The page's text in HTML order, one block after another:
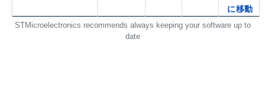
に移動
STMicroelectronics recommends always keeping your software up to
date